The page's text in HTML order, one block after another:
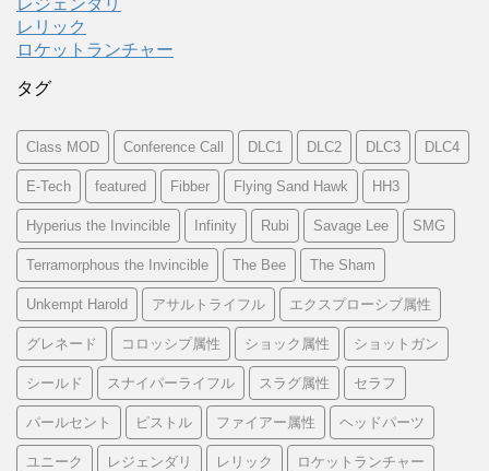
レリック
ロケットランチャー
タグ
Class MOD Conference Call DLC1 DLC2 DLC3 DLC4
E-Tech featured Fibber Flying Sand Hawk HH3
Hyperius the Invincible Infinity Rubi Savage Lee SMG
Terramorphous the Invincible The Bee The Sham
Unkempt Harold アサルトライフル エクスプローシブ属性
グレネード コロッシプ属性 ショック属性 ショットガン
シールド スナイパーライフル スラグ属性 セラフ
パールセント ピストル ファイアー属性 ヘッドパーツ
ユニーク レジェンダリ レリック ロケットランチャー